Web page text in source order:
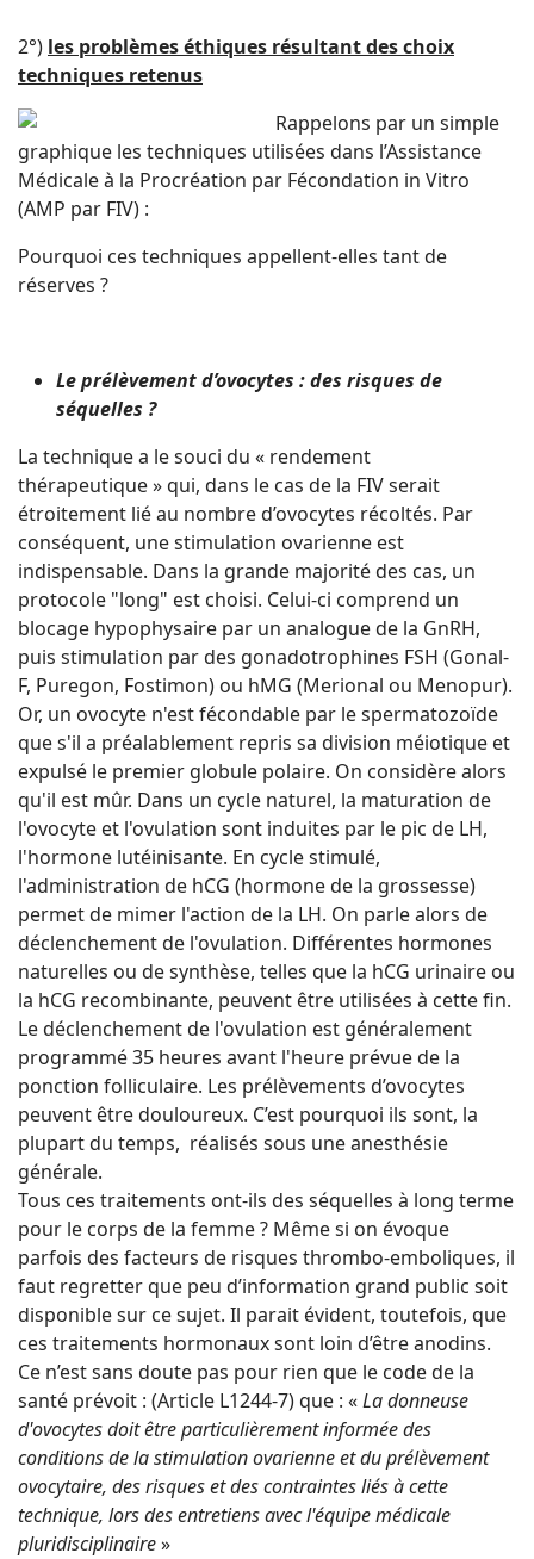
2°) les problèmes éthiques résultant des choix
techniques retenus
Rappelons par un simple
graphique les techniques utilisées dans l’Assistance
Médicale à la Procréation par Fécondation in Vitro
(AMP par FIV) :
Pourquoi ces techniques appellent-elles tant de
réserves ?
Le prélèvement d’ovocytes : des risques de
séquelles ?
La technique a le souci du « rendement
thérapeutique » qui, dans le cas de la FIV serait
étroitement lié au nombre d’ovocytes récoltés. Par
conséquent, une stimulation ovarienne est
indispensable. Dans la grande majorité des cas, un
protocole "long" est choisi. Celui-ci comprend un
blocage hypophysaire par un analogue de la GnRH,
puis stimulation par des gonadotrophines FSH (Gonal-
F, Puregon, Fostimon) ou hMG (Merional ou Menopur).
Or, un ovocyte n'est fécondable par le spermatozoïde
que s'il a préalablement repris sa division méiotique et
expulsé le premier globule polaire. On considère alors
qu'il est mûr. Dans un cycle naturel, la maturation de
l'ovocyte et l'ovulation sont induites par le pic de LH,
l'hormone lutéinisante. En cycle stimulé,
l'administration de hCG (hormone de la grossesse)
permet de mimer l'action de la LH. On parle alors de
déclenchement de l'ovulation. Différentes hormones
naturelles ou de synthèse, telles que la hCG urinaire ou
la hCG recombinante, peuvent être utilisées à cette fin.
Le déclenchement de l'ovulation est généralement
programmé 35 heures avant l'heure prévue de la
ponction folliculaire. Les prélèvements d’ovocytes
peuvent être douloureux. C’est pourquoi ils sont, la
plupart du temps, réalisés sous une anesthésie
générale.
Tous ces traitements ont-ils des séquelles à long terme
pour le corps de la femme ? Même si on évoque
parfois des facteurs de risques thrombo-emboliques, il
faut regretter que peu d’information grand public soit
disponible sur ce sujet. Il parait évident, toutefois, que
ces traitements hormonaux sont loin d’être anodins.
Ce n’est sans doute pas pour rien que le code de la
santé prévoit : (Article L1244-7) que : «La donneuse
d'ovocytes doit être particulièrement informée des
conditions de la stimulation ovarienne et du prélèvement
ovocytaire, des risques et des contraintes liés à cette
technique, lors des entretiens avec l'équipe médicale
pluridisciplinaire»